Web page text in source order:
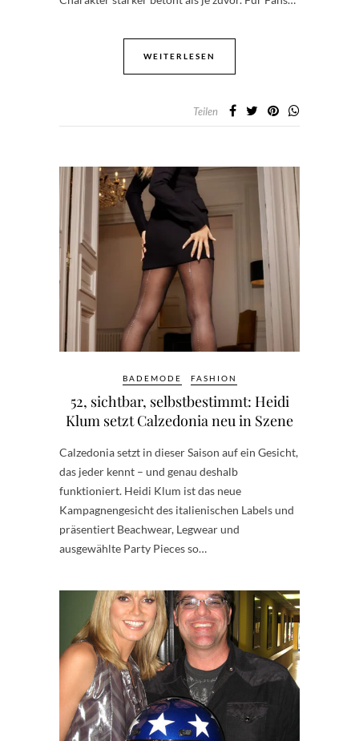
WEITERLESEN
Teilen
BADEMODE FASHION
52, sichtbar, selbstbestimmt: Heidi
Klum setzt Calzedonia neu in Szene
Calzedonia setzt in dieser Saison auf ein Gesicht,
das jeder kennt – und genau deshalb
funktioniert. Heidi Klum ist das neue
Kampagnengesicht des italienischen Labels und
präsentiert Beachwear, Legwear und
ausgewählte Party Pieces so…